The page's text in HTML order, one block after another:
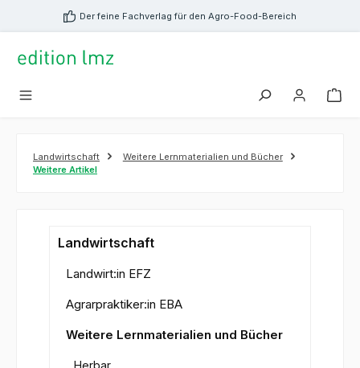
springen Der feine Fachverlag für den Agro-Food-Bereich
Landwirtschaft
Weitere Lernmaterialien und Bücher
Weitere Artikel
Landwirtschaft
Landwirt:in EFZ
Agrarpraktiker:in EBA
Weitere Lernmaterialien und Bücher